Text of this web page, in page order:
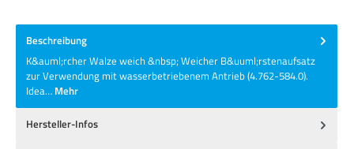
Beschreibung
K&auml;rcher Walze weich &nbsp; Weicher B&uuml;rstenaufsatz
zur Verwendung mit wasserbetriebenem Antrieb (4.762-584.0).
Idea… Mehr
Hersteller-Infos